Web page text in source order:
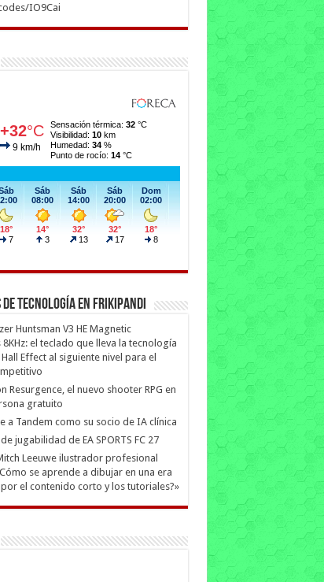
IO9Cai
Tecnología en Frikipandi
Huntsman V3 HE Magnetic
8KHz: el teclado que lleva la tecnología
Effect al siguiente nivel para el
Resurgence, el nuevo shooter RPG en
gratuito
a Tandem como su socio de IA clínica
jugabilidad de EA SPORTS FC 27
Leeuwe ilustrador profesional
se aprende a dibujar en una era
el contenido corto y los tutoriales?»